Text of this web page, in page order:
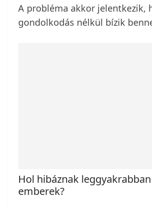
A probléma akkor jelentkezik,
gondolkodás nélkül bízik
Hol hibáznak
emberek?